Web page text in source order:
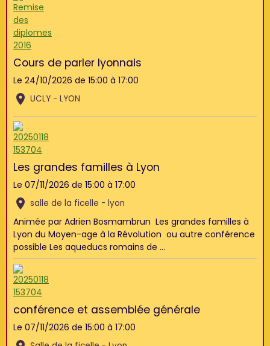
Cours de parler lyonnais
Le 24/10/2026 de 15:00 à 17:00
UCLY - LYON
Les grandes familles à Lyon
Le 07/11/2026 de 15:00 à 17:00
salle de la ficelle - lyon
Animée par Adrien Bosmambrun Les grandes familles à
Lyon du Moyen-age à la Révolution ou autre conférence
possible Les aqueducs romains de ...
conférence et assemblée générale
Le 07/11/2026 de 15:00 à 17:00